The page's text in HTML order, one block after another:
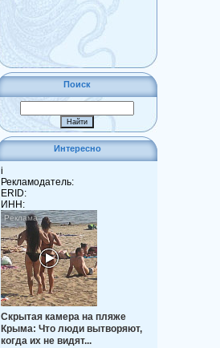
Поиск
Интересно
i
Рекламодатель:
ERID:
ИНН:
Скрытая камера на пляже
Крыма: Что люди вытворяют,
когда их не видят...